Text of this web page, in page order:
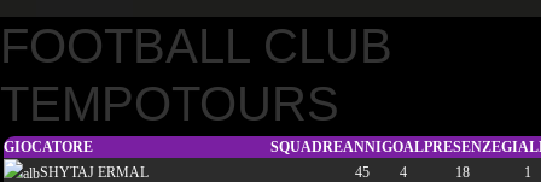
FOOTBALL CLUB
TEMPOTOURS
GIOCATORE SQUADREANNIGOALPRESENZE
SHYTAJ ERMAL
45 4 18
1